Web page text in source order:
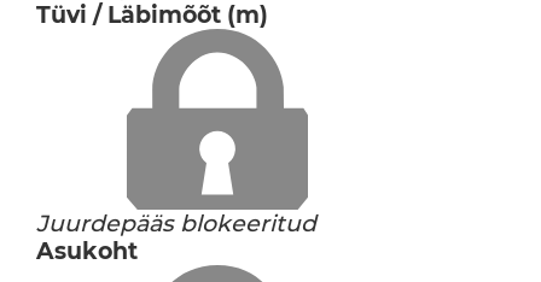
Tüvi / Läbimõõt (m)
Juurdepääs blokeeritud
Asukoht